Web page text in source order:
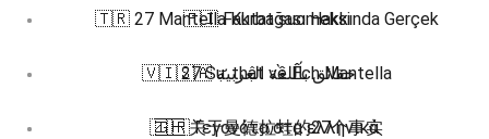
🇹🇷 27 Mantella Kurbağası Hakkında Gerçek
🇻🇮 27 Sự thật về Ếch Mantella
🇿🇭 关于曼德拉蛙的27个事实
🇫🇮 Faktat suomeksi
🇸🇦 حقائق باللغة العربية
🇬🇷 Γεγονότα στα ελληνικά